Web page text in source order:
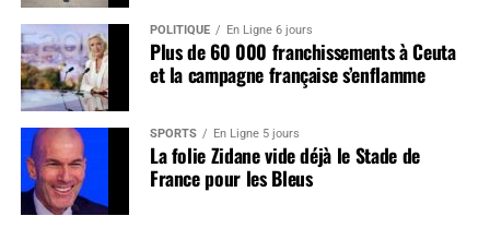
POLITIQUE En Ligne 6 jours
Plus de 60 000 franchissements à Ceuta
et la campagne française s’enflamme
SPORTS En Ligne 5 jours
La folie Zidane vide déjà le Stade de
France pour les Bleus